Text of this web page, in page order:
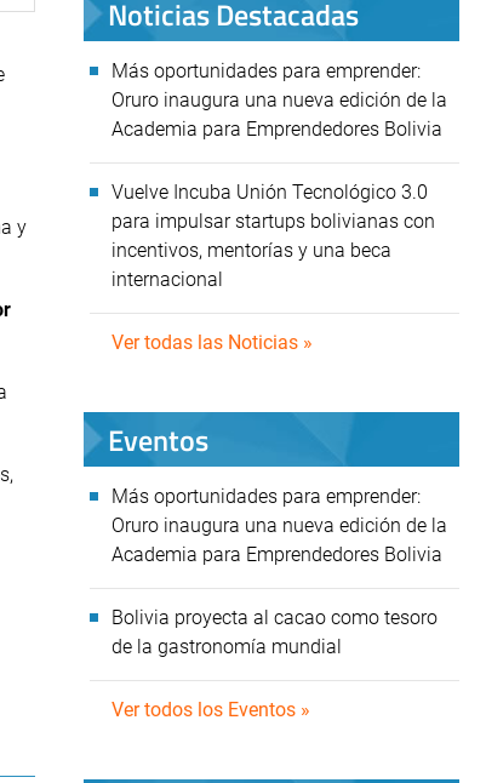
y
Noticias Destacadas
Más oportunidades para emprender:
Oruro inaugura una nueva edición de la
Academia para Emprendedores Bolivia
Vuelve Incuba Unión Tecnológico 3.0
para impulsar startups bolivianas con
incentivos, mentorías y una beca
internacional
Ver todas las Noticias »
Eventos
Más oportunidades para emprender:
Oruro inaugura una nueva edición de la
Academia para Emprendedores Bolivia
Bolivia proyecta al cacao como tesoro
de la gastronomía mundial
Ver todos los Eventos »